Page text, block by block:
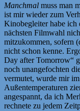
Manchmal muss man
ist mir wieder zum
Kinobegleiter habe ich
nächsten Filmwahl
mitzukommen, sofern
nicht schon kenne.
Day after Tomorrow“
noch unangefochten
vermutet, wurde mir
Außentemperaturen
angespannt, da ich
rechnete zu jedem